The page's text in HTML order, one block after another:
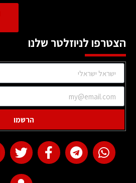
הצטרפו לניוזלטר שלנו
הרשמו